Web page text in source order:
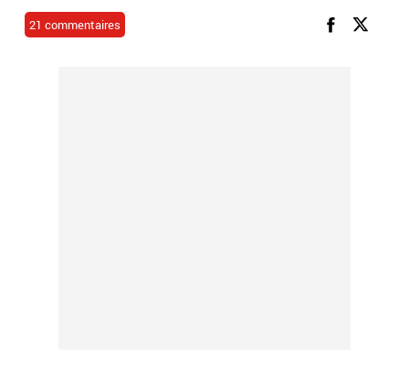
21 commentaires